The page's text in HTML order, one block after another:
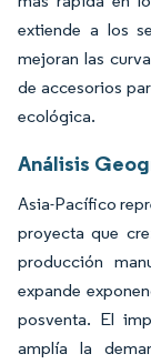
extiende a los
mejoran las
de accesorios
ecológica.
Análisis
Asia-Pacífico
proyecta que
producción
expande
posventa. El
amplía la